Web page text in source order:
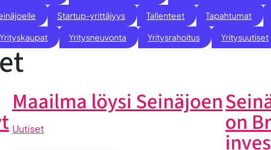
Startup-yrittäjyys Tallenteet Tapahtumat
Yrityskaupat Yritysneuvonta Yritysrahoitus Yritysuutiset
Maailma löysi Seinäjoen
Uutiset on